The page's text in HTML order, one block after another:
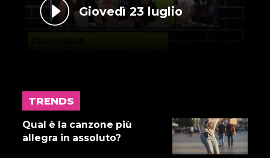
Giovedì 23 luglio
TRENDS
Qual è la canzone più
allegra in assoluto?
17 LUGLIO 2026
Gnano 5 - Episodio 14